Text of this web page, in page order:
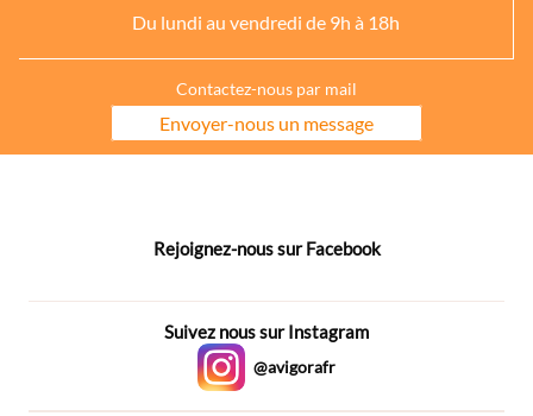
Du lundi au vendredi de 9h à 18h
Contactez-nous par mail
Envoyer-nous un message
Rejoignez-nous sur Facebook
Suivez nous sur Instagram
@avigorafr